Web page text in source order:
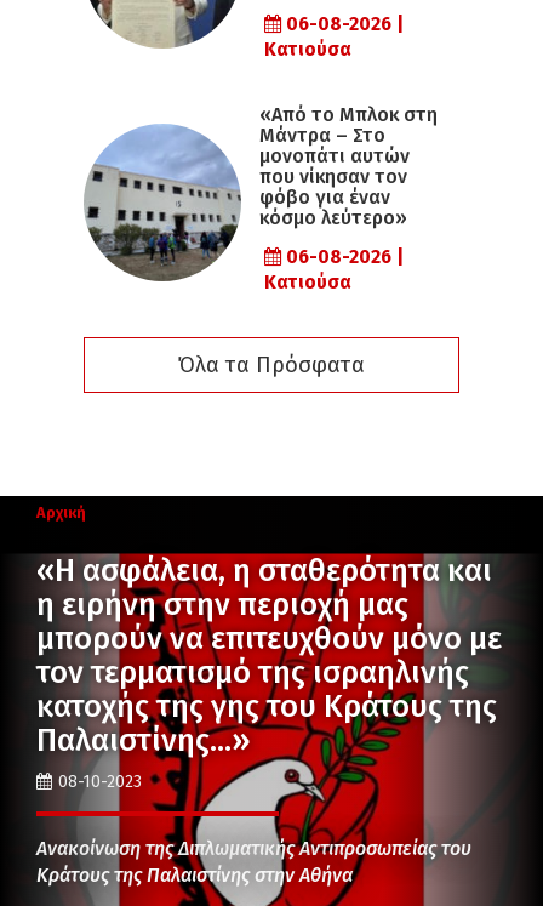
06-08-2026 |
Κατιούσα
«Από το Μπλοκ στη
Μάντρα – Στο
μονοπάτι αυτών
που νίκησαν τον
φόβο για έναν
κόσμο λεύτερο»
06-08-2026 |
Κατιούσα
Όλα τα Πρόσφατα
Αρχική
«Η ασφάλεια, η σταθερότητα και
η ειρήνη στην περιοχή μας
μπορούν να επιτευχθούν μόνο με
τον τερματισμό της ισραηλινής
κατοχής της γης του Κράτους της
Παλαιστίνης…»
08-10-2023
Ανακοίνωση της Διπλωματικής Αντιπροσωπείας του
Κράτους της Παλαιστίνης στην Αθήνα